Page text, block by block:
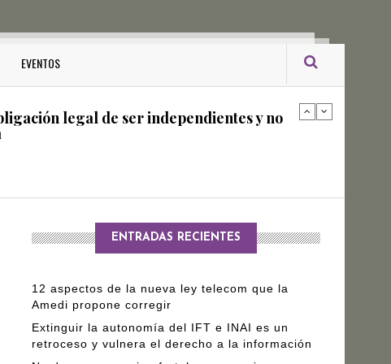
EVENTOS
legal de ser independientes y no
garantizar independencia editorial de
ENTRADAS RECIENTES
12 aspectos de la nueva ley telecom que la
Amedi propone corregir
Extinguir la autonomía del IFT e INAI es un
retroceso y vulnera el derecho a la información